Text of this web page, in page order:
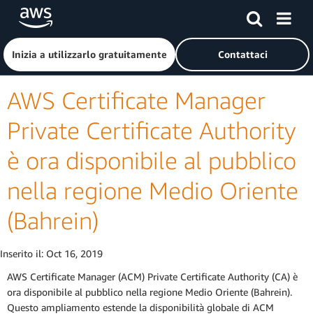
Passa al contenuto principale
Fai clic qui per tornare alla home page di Amazon Web
Inizia a utilizzarlo gratuitamente Contattaci
AWS Certificate Manager
Private Certificate Authority
è ora disponibile al pubblico
nella regione Medio Oriente
(Bahrein)
Inserito il: Oct 16, 2019
AWS Certificate Manager (ACM) Private Certificate Authority (CA) è
ora disponibile al pubblico nella regione Medio Oriente (Bahrein).
Questo ampliamento estende la disponibilità globale di ACM